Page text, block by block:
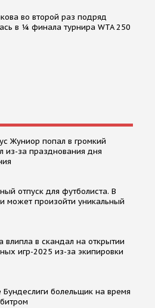
во второй раз подряд
в ¼ финала турнира WTA 250
Жуниор попал в громкий
из-за празднования дня
отпуск для футболиста. В
может произойти уникальный
влипла в скандал на открытии
игр-2025 из-за экипировки
Бундеслиги болельщик на время